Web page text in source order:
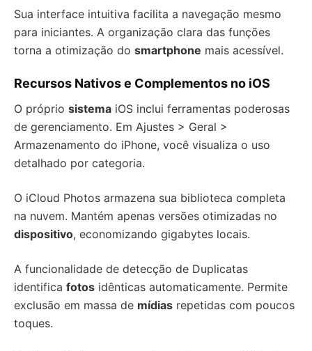
Sua interface intuitiva facilita a navegação mesmo
para iniciantes. A organização clara das funções
torna a otimização do smartphone mais acessível.
Recursos Nativos e Complementos no iOS
O próprio sistema iOS inclui ferramentas poderosas
de gerenciamento. Em Ajustes > Geral >
Armazenamento do iPhone, você visualiza o uso
detalhado por categoria.
O iCloud Photos armazena sua biblioteca completa
na nuvem. Mantém apenas versões otimizadas no
dispositivo, economizando gigabytes locais.
A funcionalidade de detecção de Duplicatas
identifica fotos idênticas automaticamente. Permite
exclusão em massa de mídias repetidas com poucos
toques.